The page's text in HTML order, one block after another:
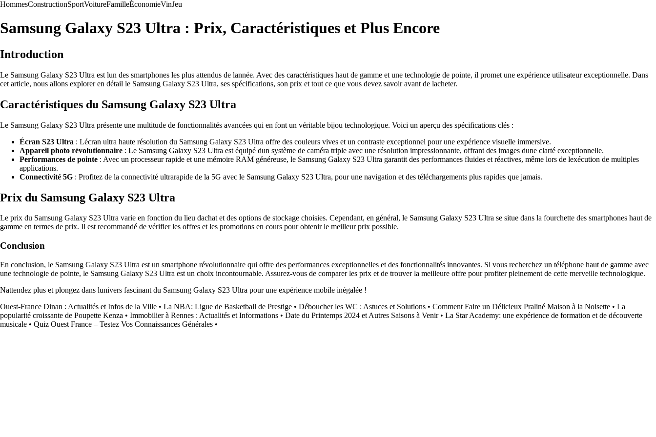
HommesConstructionSportVoitureFamilleÉconomieVinJeu
Samsung Galaxy S23 Ultra : Prix, Caractéristiques et Plus Encore
Introduction
Le Samsung Galaxy S23 Ultra est lun des smartphones les plus attendus de lannée. Avec des caractéristiques haut de gamme et une technologie de pointe, il promet une expérience utilisateur exceptionnelle. Dans
cet article, nous allons explorer en détail le Samsung Galaxy S23 Ultra, ses spécifications, son prix et tout ce que vous devez savoir avant de lacheter.
Caractéristiques du Samsung Galaxy S23 Ultra
Le Samsung Galaxy S23 Ultra présente une multitude de fonctionnalités avancées qui en font un véritable bijou technologique. Voici un aperçu des spécifications clés :
Écran S23 Ultra : Lécran ultra haute résolution du Samsung Galaxy S23 Ultra offre des couleurs vives et un contraste exceptionnel pour une expérience visuelle immersive.
Appareil photo révolutionnaire : Le Samsung Galaxy S23 Ultra est équipé dun système de caméra triple avec une résolution impressionnante, offrant des images dune clarté exceptionnelle.
Performances de pointe : Avec un processeur rapide et une mémoire RAM généreuse, le Samsung Galaxy S23 Ultra garantit des performances fluides et réactives, même lors de lexécution de multiples
applications.
Connectivité 5G : Profitez de la connectivité ultrarapide de la 5G avec le Samsung Galaxy S23 Ultra, pour une navigation et des téléchargements plus rapides que jamais.
Prix du Samsung Galaxy S23 Ultra
Le prix du Samsung Galaxy S23 Ultra varie en fonction du lieu dachat et des options de stockage choisies. Cependant, en général, le Samsung Galaxy S23 Ultra se situe dans la fourchette des smartphones haut de
gamme en termes de prix. Il est recommandé de vérifier les offres et les promotions en cours pour obtenir le meilleur prix possible.
Conclusion
En conclusion, le Samsung Galaxy S23 Ultra est un smartphone révolutionnaire qui offre des performances exceptionnelles et des fonctionnalités innovantes. Si vous recherchez un téléphone haut de gamme avec
une technologie de pointe, le Samsung Galaxy S23 Ultra est un choix incontournable. Assurez-vous de comparer les prix et de trouver la meilleure offre pour profiter pleinement de cette merveille technologique.
Nattendez plus et plongez dans lunivers fascinant du Samsung Galaxy S23 Ultra pour une expérience mobile inégalée !
Ouest-France Dinan : Actualités et Infos de la Ville • La NBA: Ligue de Basketball de Prestige • Déboucher les WC : Astuces et Solutions • Comment Faire un Délicieux Praliné Maison à la Noisette • La
popularité croissante de Poupette Kenza • Immobilier à Rennes : Actualités et Informations • Date du Printemps 2024 et Autres Saisons à Venir• La Star Academy: une expérience de formation et de découverte
musicale • Quiz Ouest France – Testez Vos Connaissances Générales •